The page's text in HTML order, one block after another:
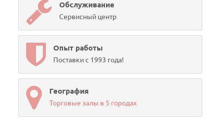
Обслуживание
Сервисный центр
Опыт работы
Поставки с 1993 года!
География
Торговые залы в 5 городах